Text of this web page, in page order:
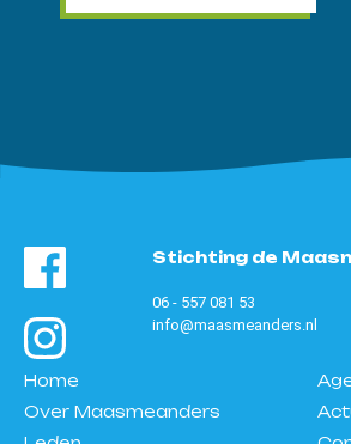
Stichting de
06 - 557 081 53
info@maasmeanders.nl
Home
Over Maasmeanders